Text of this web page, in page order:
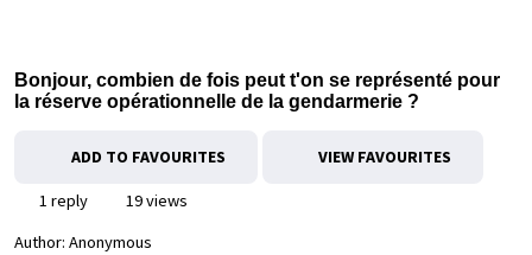
Bonjour, combien de fois peut t'on se représenté pour
la réserve opérationnelle de la gendarmerie ?
ADD TO FAVOURITES VIEW FAVOURITES
1 reply
19 views
Author: Anonymous